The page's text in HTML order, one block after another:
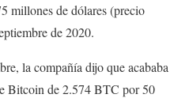
millones de dólares (precio
de 2020.
la compañía dijo que acababa
Bitcoin de 2.574 BTC por 50